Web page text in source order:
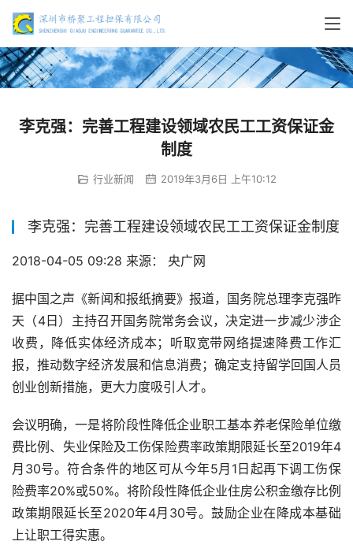
李克强：完善工程建设领域农民工工资保证金
制度
行业新闻 2019年3月6日 上午10:12
李克强：完善工程建设领域农民工工资保证金制度
2018-04-05 09:28 来源： 央广网
据中国之声《新闻和报纸摘要》报道，国务院总理李克强昨
天（4日）主持召开国务院常务会议，决定进一步减少涉企
收费，降低实体经济成本；听取宽带网络提速降费工作汇
报，推动数字经济发展和信息消费；确定支持留学回国人员
创业创新措施，更大力度吸引人才。
会议明确，一是将阶段性降低企业职工基本养老保险单位缴
费比例、失业保险及工伤保险费率政策期限延长至2019年4
月 30号。符合条件的地区可从今年5月 1日起再下调工伤保
险费率20%或50%。将阶段性降低企业住房公积金缴存比例
政策期限延长至2020年4月 30号。鼓励企业在降成本基础
上让职工得实惠。